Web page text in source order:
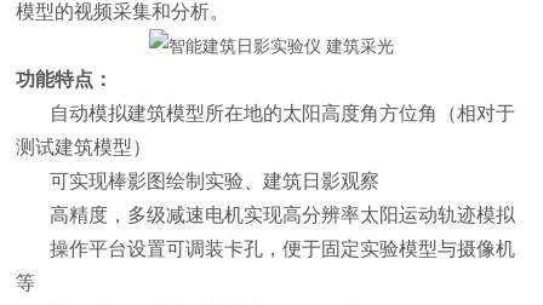
模型的视频采集和分析。
功能特点：
自动模拟建筑模型所在地的太阳高度角方位角（相对于
测试建筑模型）
可实现棒影图绘制实验、建筑日影观察
高精度，多级减速电机实现高分辨率太阳运动轨迹模拟
操作平台设置可调装卡孔，便于固定实验模型与摄像机
等